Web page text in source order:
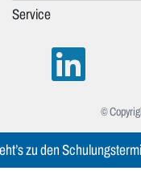
Service
©
zu den